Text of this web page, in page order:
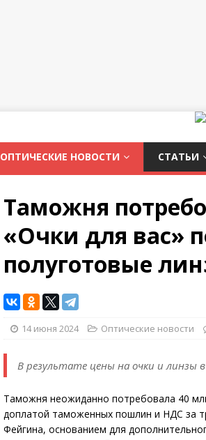
ОПТИЧЕСКИЕ НОВОСТИ СТАТЬИ
Таможня
«Очки для вас»
полуготовые
14 июня 2024 Оптические новости
В результате цены на очки и линзы
Таможня неожиданно потребовала 40
доплатой таможенных пошлин и НДС за
Фейгина, основанием для